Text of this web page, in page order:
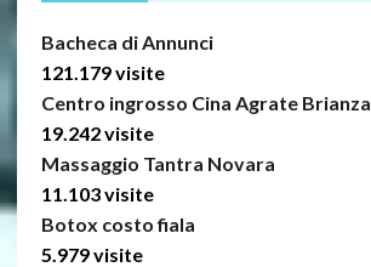
Bacheca di Annunci
121.179 visite
Centro ingrosso Cina Agrate Brianza
19.242 visite
Massaggio Tantra Novara
11.103 visite
Botox costo fiala
5.979 visite